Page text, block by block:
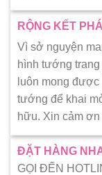
RỘNG KẾT
Vì sở nguyện
hình tướng
luôn mong
tướng để khai
hữu. Xin cảm
ĐẶT HÀNG
GỌI ĐẾN